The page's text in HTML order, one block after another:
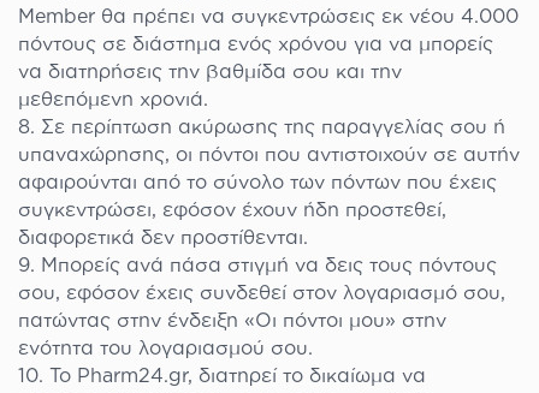
Member θα πρέπει να συγκεντρώσεις εκ νέου 4.000
πόντους σε διάστημα ενός χρόνου για να μπορείς
να διατηρήσεις την βαθμίδα σου και την
μεθεπόμενη χρονιά.
Σε περίπτωση ακύρωσης της παραγγελίας σου ή
υπαναχώρησης, οι πόντοι που αντιστοιχούν σε αυτήν
αφαιρούνται από το σύνολο των πόντων που έχεις
συγκεντρώσει, εφόσον έχουν ήδη προστεθεί,
διαφορετικά δεν προστίθενται.
Μπορείς ανά πάσα στιγμή να δεις τους πόντους
σου, εφόσον έχεις συνδεθεί στον λογαριασμό σου,
πατώντας στην ένδειξη «Οι πόντοι μου» στην
ενότητα του λογαριασμού σου.
Το Pharm24.gr, διατηρεί το δικαίωμα να